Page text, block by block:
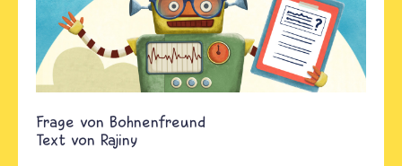
Bohnenfreund
Text von Rajiny